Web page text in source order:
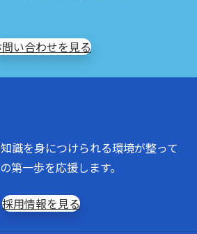
い合わせを見る
識を身につけられる環境が整って
第一歩を応援します。
採用情報を見る